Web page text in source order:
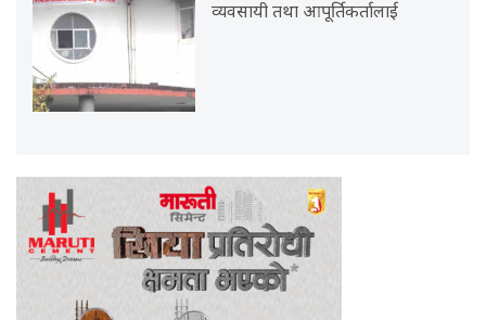
व्यवसायी तथा आपूर्तिकर्तालाई